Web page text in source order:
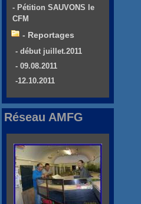
- Pétition SAUVONS le
CFM
- Reportages
- début juillet.2011
- 09.08.2011
-12.10.2011
Réseau AMFG